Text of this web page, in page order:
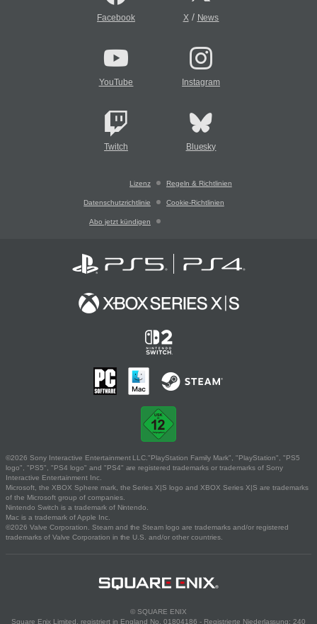
Facebook X/ News
YouTube Instagram
Twitch Bluesky
Lizenz Regeln & Richtlinien
Datenschutzrichtlinie Cookie-Richtlinien
Abo jetzt kündigen
©2026 Sony Interactive Entertainment LLC."PlayStation Family Mark", "PlayStation", "PS5
logo", "PS5", "PS4 logo" and "PS4" are registered trademarks or trademarks of Sony
Interactive Entertainment Inc.
Microsoft, the XBOX Sphere mark, the Series X|S logo and XBOX Series X|S are trademarks
of the Microsoft group of companies.
Nintendo Switch is a trademark of Nintendo.
Mac is a trademark of Apple Inc.
©2026 Valve Corporation. Steam and the Steam logo are trademarks and/or registered
trademarks of Valve Corporation in the U.S. and/or other countries.
© SQUARE ENIX
Square Enix Limited, registriert in England No. 01804186 - Registrierte Niederlassung: 240